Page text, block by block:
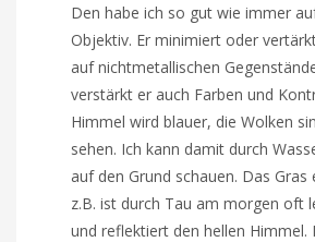
Den habe ich so gut wie immer
Objektiv. Er minimiert oder
auf nichtmetallischen
verstärkt er auch Farben und
Himmel wird blauer, die Wolken
sehen. Ich kann damit durch
auf den Grund schauen. Das Gras
z.B. ist durch Tau am morgen oft
und reflektiert den hellen Himmel.